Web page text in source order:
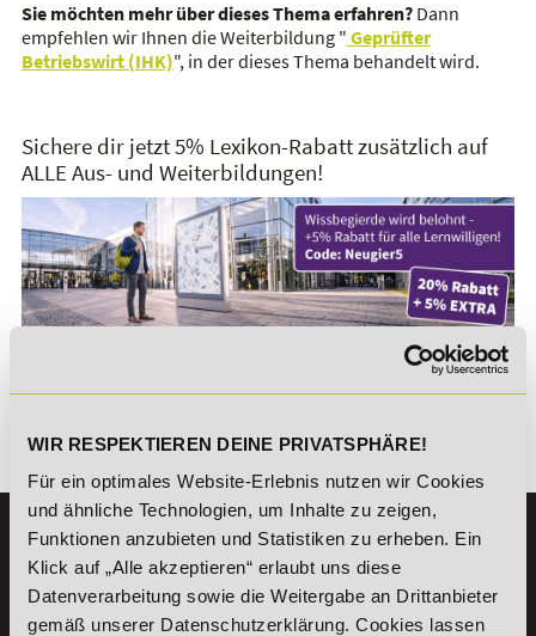
WIR RESPEKTIEREN DEINE PRIVATSPHÄRE!
Für ein optimales Website-Erlebnis nutzen wir Cookies
und ähnliche Technologien, um Inhalte zu zeigen,
Funktionen anzubieten und Statistiken zu erheben. Ein
Klick auf „Alle akzeptieren“ erlaubt uns diese
Datenverarbeitung sowie die Weitergabe an Drittanbieter
gemäß unserer Datenschutzerklärung. Cookies lassen
Sie möchten mehr über dieses Thema erfahren?Dann
empfehlen wir Ihnen die Weiterbildung " Geprüfter
Betriebswirt (IHK)", in der dieses Thema behandelt wird.
Sichere dir jetzt 5% Lexikon-Rabatt zusätzlich auf
ALLE Aus- und Weiterbildungen!
*Der Rabattcode "NEUGIER5" ist mit weiteren Rabatten
Es gibt keine Einträge mit diesem Anfangsbuchstaben.
KONTAKT
07191 - 22986 - 0
+49 (0) 7191 9513203